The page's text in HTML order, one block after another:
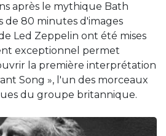
après le mythique Bath
de 80 minutes d'images
Led Zeppelin ont été mises
exceptionnel permet
la première interprétation
Song », l'un des morceaux
du groupe britannique.